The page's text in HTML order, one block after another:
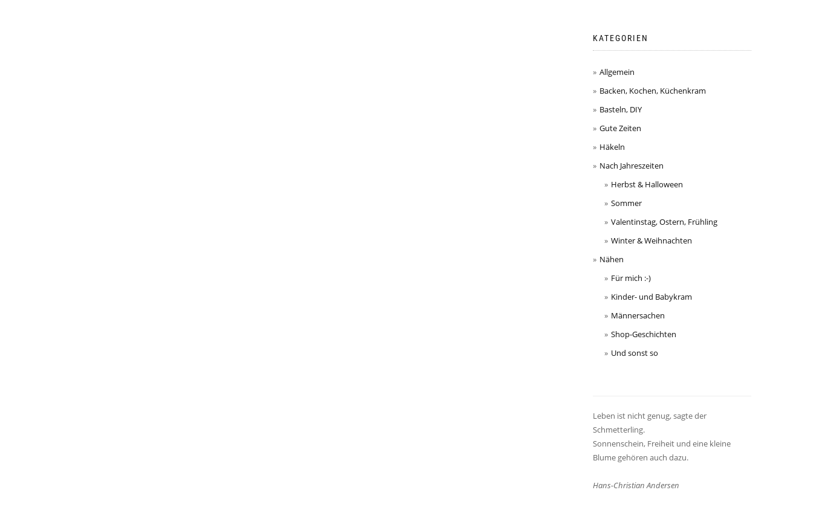
KATEGORIEN
Allgemein
Backen, Kochen, Küchenkram
Basteln, DIY
Gute Zeiten
Häkeln
Nach Jahreszeiten
Herbst & Halloween
Sommer
Valentinstag, Ostern, Frühling
Winter & Weihnachten
Nähen
Für mich :-)
Kinder- und Babykram
Männersachen
Shop-Geschichten
Und sonst so
Leben ist nicht genug, sagte der
Schmetterling.
Sonnenschein, Freiheit und eine kleine
Blume gehören auch dazu.
Hans-Christian Andersen